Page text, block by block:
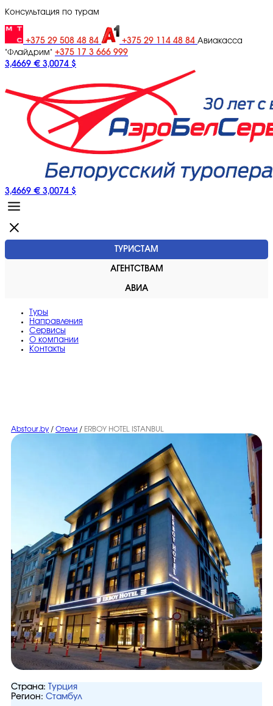
Консультация по турам
+375 29 508 48 84 +375 29 114 48 84 Авиакасса
"Флайдрим" +375 17 3 666 999
3,4669 € 3,0074 $
3,4669 € 3,0074 $
ТУРИСТАМ
АГЕНТСТВАМ
АВИА
Туры
Направления
Сервисы
O компании
Контакты
Abstour.by / Отели / ERBOY HOTEL ISTANBUL
Страна:
Турция
Регион: Стамбул